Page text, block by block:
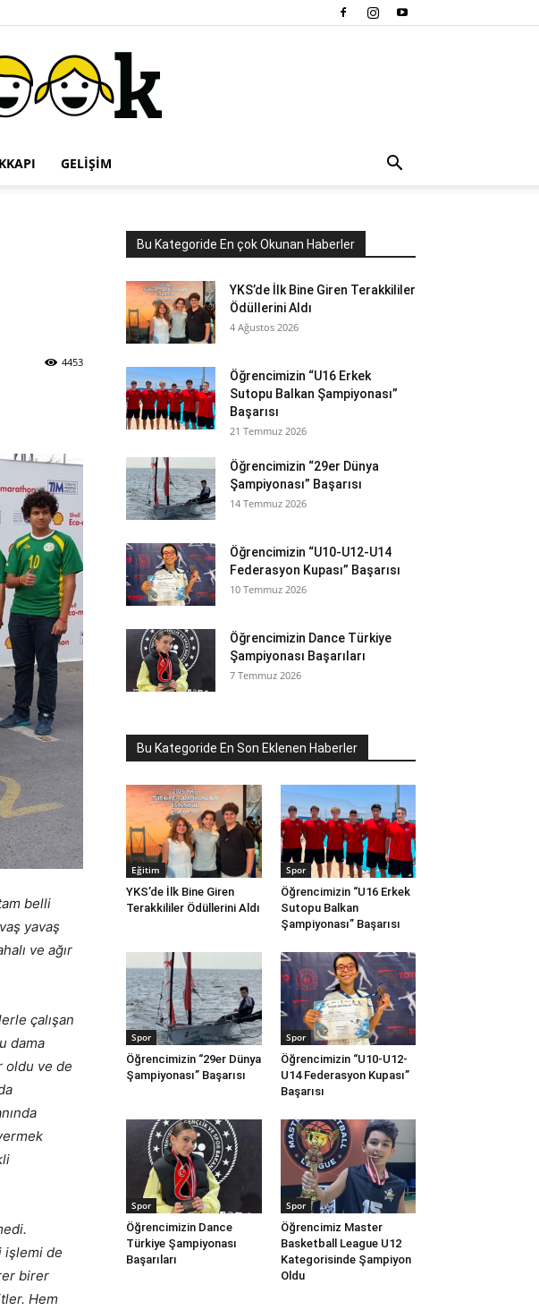
GELIŞIM
4453
belli
yavaş
ve ağır
çalışan
dama
oldu ve de
işlemi de
birer
Hem
Bu Kategoride En çok Okunan Haberler
YKS’de İlk Bine Giren Terakkililer
Ödüllerini Aldı
4 Ağustos 2026
Öğrencimizin “U16 Erkek
Sutopu Balkan Şampiyonası”
Başarısı
21 Temmuz 2026
Öğrencimizin “29er Dünya
Şampiyonası” Başarısı
14 Temmuz 2026
Öğrencimizin “U10-U12-U14
Federasyon Kupası” Başarısı
10 Temmuz 2026
Öğrencimizin Dance Türkiye
Şampiyonası Başarıları
7 Temmuz 2026
Bu Kategoride En Son Eklenen Haberler
Eğitim
YKS’de İlk Bine Giren
Terakkililer Ödüllerini Aldı
Spor
Öğrencimizin “U16 Erkek
Sutopu Balkan
Şampiyonası” Başarısı
Spor
Öğrencimizin “29er Dünya
Şampiyonası” Başarısı
Spor
Öğrencimizin “U10-U12-
U14 Federasyon Kupası”
Başarısı
Spor
Öğrencimizin Dance
Türkiye Şampiyonası
Başarıları
Spor
Öğrencimiz Master
Basketball League U12
Kategorisinde Şampiyon
Oldu